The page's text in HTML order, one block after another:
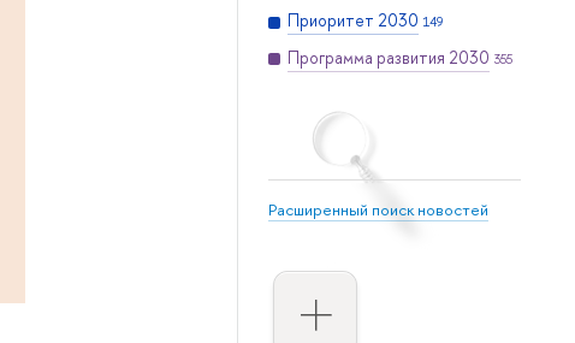
Приоритет 2030 149
Программа развития 2030 355
Расширенный поиск новостей